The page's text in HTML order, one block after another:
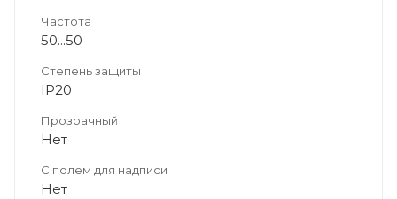
Частота
50...50
Степень защиты
IP20
Прозрачный
Нет
С полем для надписи
Нет